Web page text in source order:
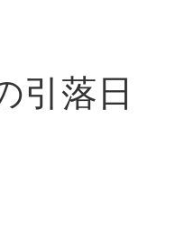
引落日